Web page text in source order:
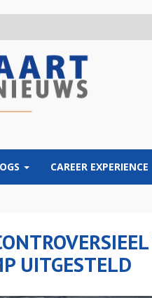
CAREER EXPERIENCE
UITGESTELD